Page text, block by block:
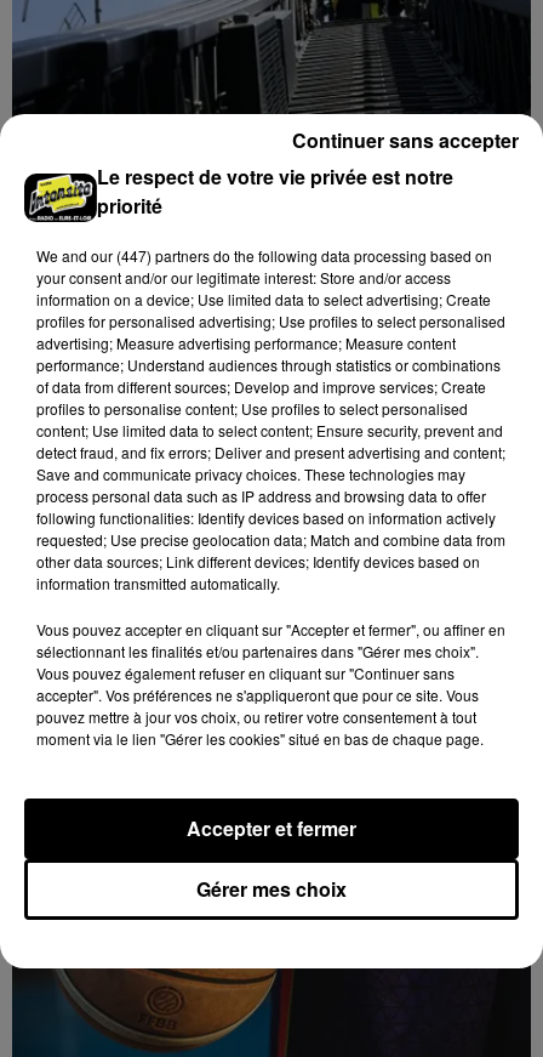
6 août 2026
Une casse automobile partiellement
embrasée à Auneau
6 août 2026
Quinze hectares de chaume brûlés à
Unverre
Le respect de votre vie privée est notre
priorité
We and our (447) partnersdo the following data processing based on
your consent and/or our legitimate interest: Store and/or access
information on a device; Use limited data to select advertising; Create
profiles for personalised advertising; Use profiles to select personalised
advertising; Measure advertising performance; Measure content
performance; Understand audiences through statistics or combinations
of data from different sources; Develop and improve services; Create
profiles to personalise content; Use profiles to select personalised
content; Use limited data to select content; Ensure security, prevent and
detect fraud, and fix errors; Deliver and present advertising and content;
Save and communicate privacy choices. These technologies may
process personal data such as IP address and browsing data to offer
following functionalities: Identify devices based on information actively
requested; Use precise geolocation data; Match and combine data from
other data sources; Link different devices; Identify devices based on
information transmitted automatically.
Vous pouvez accepter en cliquant sur "Accepter et fermer", ou affiner en
sélectionnant les finalités et/ou partenaires dans "Gérer mes choix".
Vous pouvez également refuser en cliquant sur "Continuer sans
accepter". Vos préférences ne s'appliqueront que pour ce site. Vous
pouvez mettre à jour vos choix, ou retirer votre consentement à tout
moment via le lien "Gérer les cookies" situé en bas de chaque page.
Gérer mes choix
Accepter et fermer
Continuer sans accepter